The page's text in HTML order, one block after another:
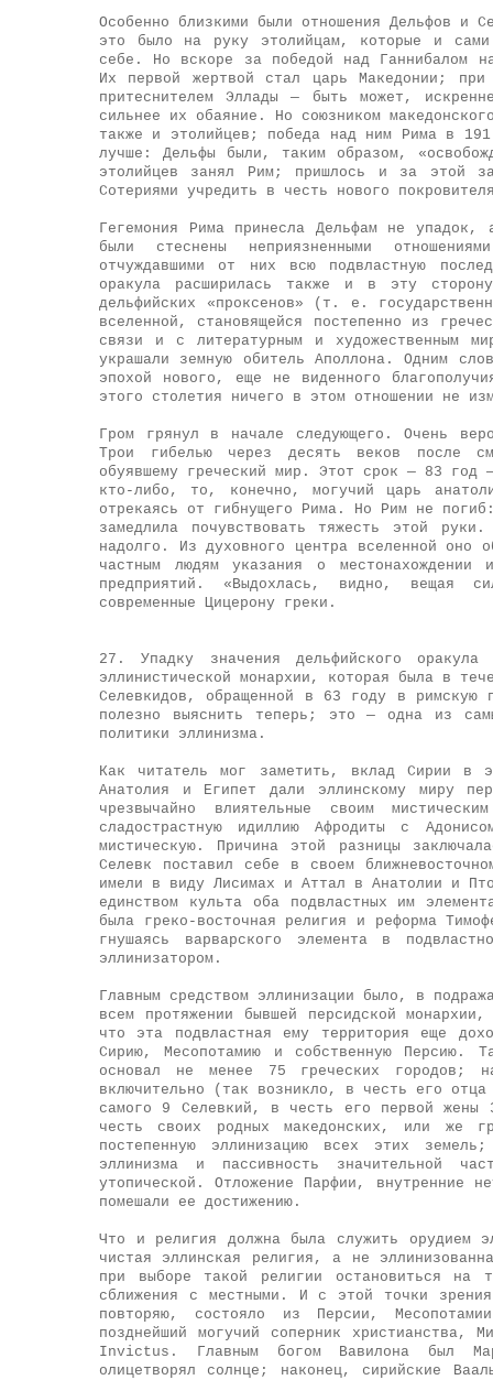
Особенно близкими были отношения Дельфов и
это было на руку этолийцам, которые и
себе. Но вскоре за победой над Ганнибалом
Их первой жертвой стал царь Македонии; при
притеснителем Эллады — быть может,
сильнее их обаяние. Но союзником
также и этолийцев; победа над ним Рима в
лучше: Дельфы были, таким образом,
этолийцев занял Рим; пришлось и за этой
Сотериями учредить в честь нового
Гегемония Рима принесла Дельфам не
были стеснены неприязненными
отчуждавшими от них всю подвластную
оракула расширилась также и в эту
дельфийских «проксенов» (т. е.
вселенной, становящейся постепенно из
связи и с литературным и художественным
украшали земную обитель Аполлона. Одним
эпохой нового, еще не виденного
этого столетия ничего в этом отношении не
Гром грянул в начале следующего. Очень
Трои гибелью через десять веков после
обуявшему греческий мир. Этот срок — 83 год
кто-либо, то, конечно, могучий царь
отрекаясь от гибнущего Рима. Но Рим не
замедлила почувствовать тяжесть этой
надолго. Из духовного центра вселенной оно
частным людям указания о
предприятий. «Выдохлась, видно, вещая
современные Цицерону греки.
27. Упадку значения дельфийского
эллинистической монархии, которая была в
Селевкидов, обращенной в 63 году в римскую
полезно выяснить теперь; это — одна из
политики эллинизма.
Как читатель мог заметить, вклад Сирии в
Анатолия и Египет дали эллинскому миру
чрезвычайно влиятельные своим
сладострастную идиллию Афродиты с
мистическую. Причина этой разницы
Селевк поставил себе в своем
имели в виду Лисимах и Аттал в Анатолии и
единством культа оба подвластных им
была греко-восточная религия и реформа
гнушаясь варварского элемента в
эллинизатором.
Главным средством эллинизации было, в
всем протяжении бывшей персидской
что эта подвластная ему территория еще
Сирию, Месопотамию и собственную Персию.
основал не менее 75 греческих
включительно (так возникло, в честь его
самого 9 Селевкий, в честь его первой
честь своих родных македонских, или же
постепенную эллинизацию всех этих
эллинизма и пассивность значительной
утопической. Отложение Парфии, внутренние
помешали ее достижению.
Что и религия должна была служить орудием
чистая эллинская религия, а не
при выборе такой религии остановиться на
сближения с местными. И с этой точки
повторяю, состояло из Персии,
позднейший могучий соперник
Invictus. Главным богом Вавилона был
олицетворял солнце; наконец, сирийские